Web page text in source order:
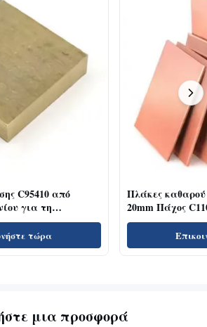
C95410 από
για τη
με
τώρα
Πλάκες
20mm Πάχος
μια προσφορά